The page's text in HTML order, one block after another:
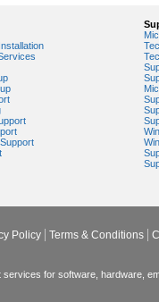
Policy Terms & Conditions
for software, hardware,